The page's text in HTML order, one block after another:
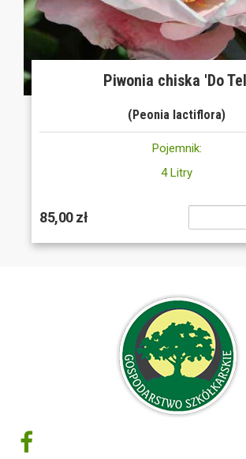
Piwonia chiska 'Do
(Peonia lactiflora)
Pojemnik:
4 Litry
85,00 zł